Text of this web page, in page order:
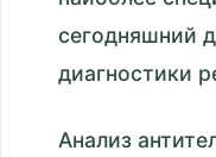
сегодняшний
диагностики
Анализ